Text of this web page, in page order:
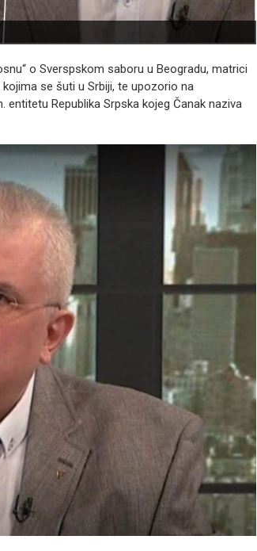
o Sverspskom saboru u Beogradu, matrici
se šuti u Srbiji, te upozorio na
entitetu Republika Srpska kojeg Čanak naziva